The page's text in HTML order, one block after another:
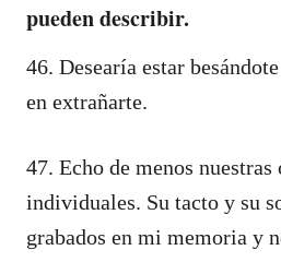
pueden describir.
46. Desearía estar
en extrañarte.
47. Echo de menos nuestras
individuales. Su tacto y su
grabados en mi memoria y